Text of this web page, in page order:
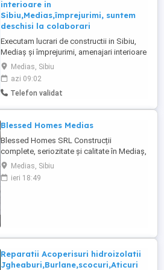
interioare in
Sibiu,Medias,împrejurimi, suntem
deschisi la colaborari
Executam lucrari de constructii in Sibiu,
Mediaș și împrejurimi, amenajari interioare
si exterioare: gresie, faianta, parchet,
tapet, zugravit, gletuit, pereti rigips, tavan
casetat, termosisteme (izolatii fatade),
vata bazaltica, etc. Va oferim calitate si
Medias, Sibiu
azi 09:02
Telefon validat
Blessed Homes Medias
Blessed Homes SRL Construcții
complete, seriozitate și calitate în Mediaș,
Sibiu și împrejurimi Cauți o echipă
serioasă de construcții care chiar își face
treaba corect, la timp și fără bătăi de cap?
Medias, Sibiu
ieri 18:49
Reparatii Acoperisuri hidroizolatii
Jgheaburi,Burlane,scocuri,Aticuri